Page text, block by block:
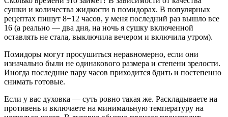
сушки и количества жидкости в помидорах. В популярных
рецептах пишут 8−12 часов, у меня последний раз вышло все
16 (а реально — два дня, на ночь я сушку включенной
оставлять не стала, выключила вечером и включила утром).
Помидоры могут просушиться неравномерно, если они
изначально были не одинакового размера и степени зрелости.
Иногда последние пару часов приходится бдить и постепенно
снимать готовые.
Если у вас духовка — суть ровно такая же. Раскладываете на
противень и включаете на минимальную температуру на